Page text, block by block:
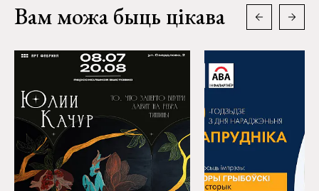
Вам можа быць цікава